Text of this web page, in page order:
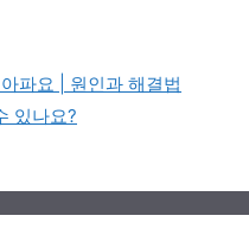
파요 | 원인과 해결법
있나요?